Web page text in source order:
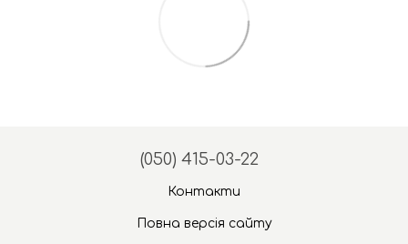
(050) 415-03-22
Контакти
Повна версія сайту